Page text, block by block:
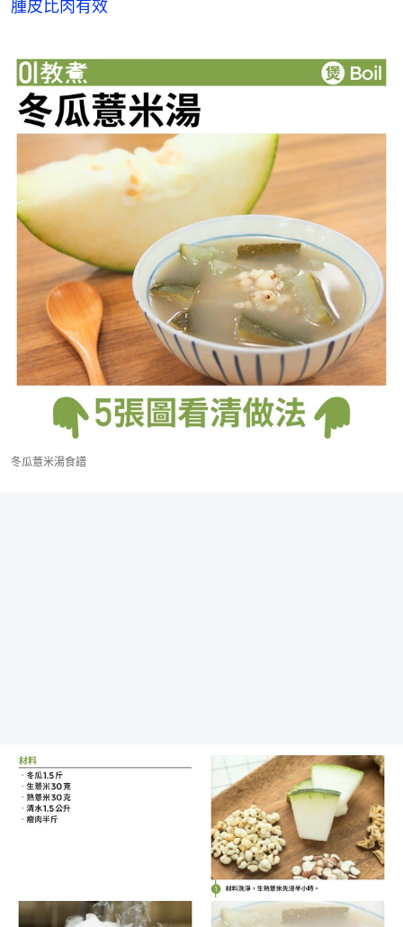
腫皮比肉有效
冬瓜薏米湯食譜